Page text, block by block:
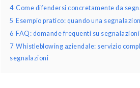
4 Come difendersi concretamente da
5 Esempio pratico: quando una
6 FAQ: domande frequenti su
7 Whistleblowing aziendale: servizio
segnalazioni